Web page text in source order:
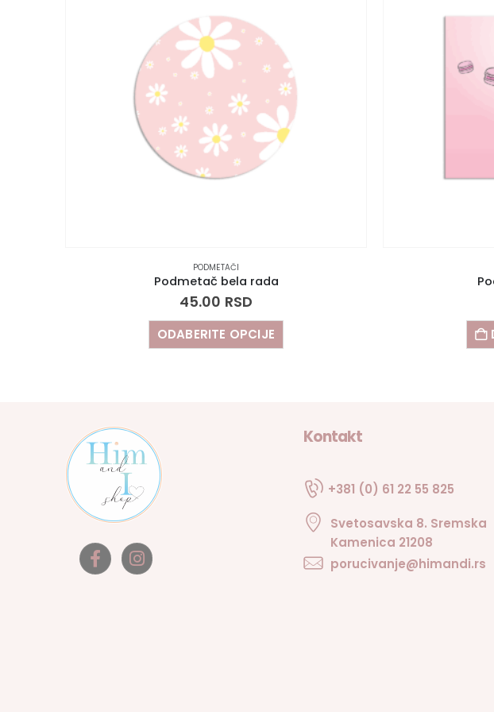
PODMETAČI
Podmetač bela rada
45.00 RSD
ODABERITE OPCIJE
Kontakt
+381 (0) 61 22 55 825
Svetosavska 8. Sremska
Kamenica 21208
porucivanje@himandi.rs